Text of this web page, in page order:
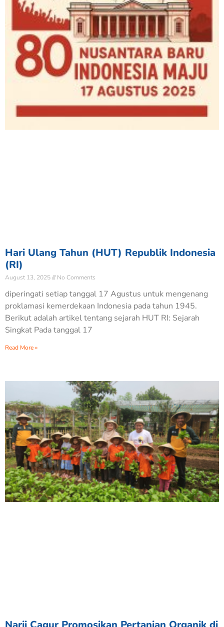
Hari Ulang Tahun (HUT) Republik Indonesia
(RI)
August 13, 2025 No Comments
diperingati setiap tanggal 17 Agustus untuk mengenang
proklamasi kemerdekaan Indonesia pada tahun 1945.
Berikut adalah artikel tentang sejarah HUT RI: Sejarah
Singkat Pada tanggal 17
Read More »